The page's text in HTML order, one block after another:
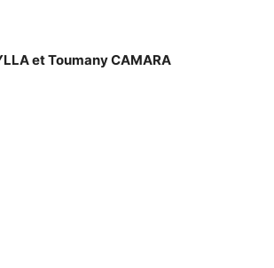
et Toumany CAMARA